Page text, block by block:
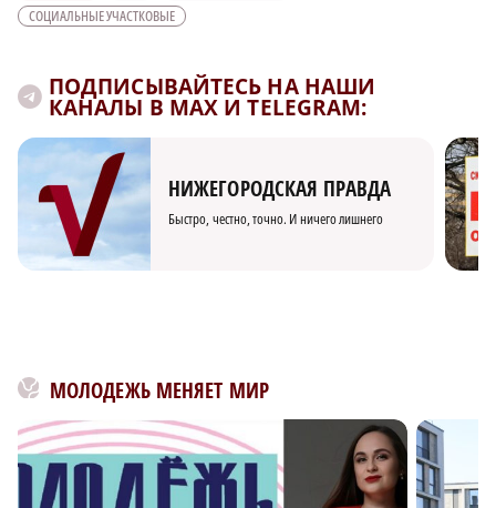
СОЦИАЛЬНЫЕ УЧАСТКОВЫЕ
ПОДПИСЫВАЙТЕСЬ НА НАШИ
КАНАЛЫ В MAX И TELEGRAM:
НИЖЕГОРОДСКАЯ ПРАВДА
Быстро, честно, точно. И ничего лишнего
МОЛОДЕЖЬ МЕНЯЕТ МИР